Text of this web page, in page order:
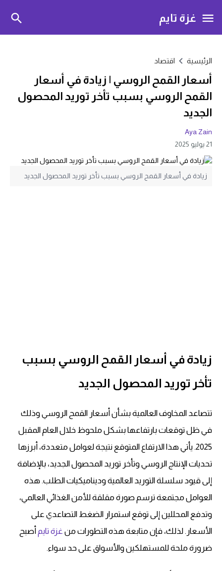
غزة تايم
الرئيسية اقتصاد
أسعار القمح الروسي | زيادة في أسعار
القمح الروسي بسبب تأخر توريد المحصول
الجديد
Aya Zain
21 يوليو 2025
زيادة في أسعار القمح الروسي بسبب تأخر توريد المحصول الجديد
زيادة في أسعار القمح الروسي بسبب
تأخر توريد المحصول الجديد
تتصاعد المخاوف العالمية بشأن أسعار القمح الروسي وذلك
في ظل توقعات بارتفاعها بشكل ملحوظ خلال العام المقبل
2025. يأتي هذا الارتفاع المتوقع نتيجة لعوامل متعددة، أبرزها
تحديات الإنتاج الروسيوتأخر توريد المحصول الجديد، بالإضافة
إلى قيود سلسلة التوريد العالميةوديناميكيات الطلب. هذه
العوامل مجتمعة ترسم صورة مقلقة للأمن الغذائي العالمي،
وتدفع المحللين إلى توقع استمرار الضغط التصاعدي على
الأسعار. لذلك، فإن متابعة هذه التطورات من غزة تايم أصبح
ضرورة ملحة للمستهلكين والأسواق على حد سواء.